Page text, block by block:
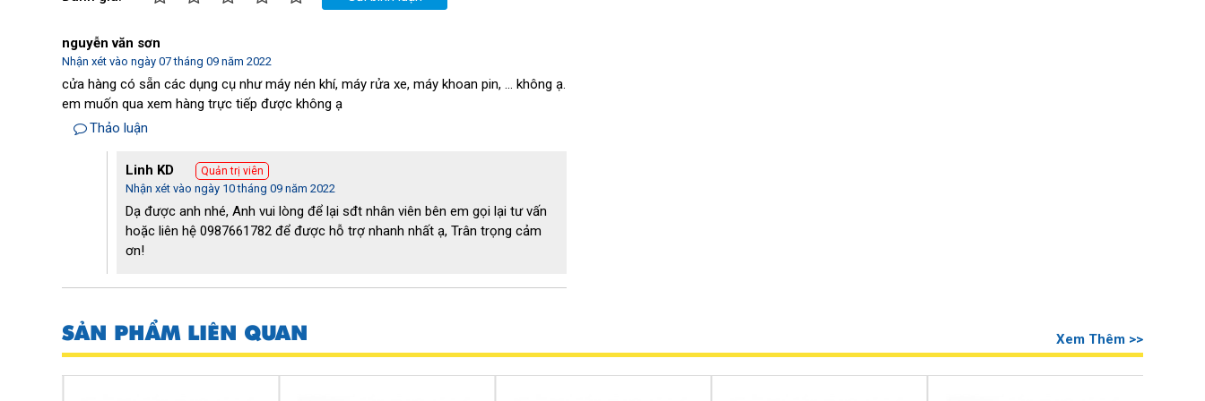
ứng mô-men xoắn thấp. Điều này giúp máy giảm được tác động lên tay của người
nguyễn văn sơn
Nhận xét vào ngày 07 tháng 09 năm 2022
cửa hàng có sẵn các dụng cụ như máy nén khí, máy rửa xe, máy khoan pin, ... không ạ.
em muốn qua xem hàng trực tiếp được không ạ
Thảo luận
Linh KD Quản trị viên
Nhận xét vào ngày 10 tháng 09 năm 2022
Dạ được anh nhé, Anh vui lòng để lại sđt nhân viên bên em gọi lại tư vấn
hoặc liên hệ 0987661782 để được hỗ trợ nhanh nhất ạ, Trân trọng cảm
ơn!
SẢN PHẨM LIÊN QUAN Xem Thêm >>